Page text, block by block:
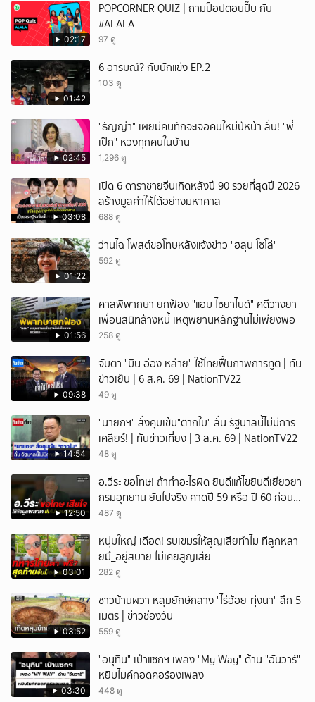
02:17
POPCORNER QUIZ | ถามป็อปตอบปั๊บ กับ
#ALALA
97 ดู
01:42
6 อารมณ์? กับนักแข่ง EP.2
103 ดู
02:45
"ธัญญ่า" เผยมีคนทักจะเจอคนใหม่ปีหน้า ลั่น! "พี่
เป๊ก" หวงทุกคนในบ้าน
1,296 ดู
03:08
เปิด 6 ดาราชายจีนเกิดหลังปี 90 รวยที่สุดปี 2026
สร้างมูลค่าให้ได้อย่างมหาศาล
688 ดู
01:22
ว่านไฉ โพสต์ขอโทษหลังแจ้งข่าว "ฮลุน โซโล่"
592 ดู
01:56
ศาลพิพากษา ยกฟ้อง "แอม ไซยาไนด์" คดีวางยา
เพื่อนสนิทล้างหนี้ เหตุพยานหลักฐานไม่เพียงพอ
258 ดู
09:38
จับตา "มิน อ่อง หล่าย" ใช้ไทยฟื้นภาพการทูต | ทัน
ข่าวเย็น | 6 ส.ค. 69 | NationTV22
49 ดู
14:54
"นายกฯ" สั่งคุมเข้ม"ตากใบ" ลั่น รัฐบาลนี้ไม่มีการ
เคลียร์! | ทันข่าวเที่ยง | 3 ส.ค. 69 | NationTV22
48 ดู
12:50
อ.วีระ ขอโทษ! ถ้าทำอะไรผิด ยินดีแก้ไขยินดีเยียวยา
กรมอุทยาน ยันไปจริง คาดปี 59 หรือ ปี 60 ก่อน
ปิดให้พัก
487 ดู
03:01
หนุ่มใหญ่ เดือด! รบเขมรให้สูญเสียทำไม ทีลูกหลา
ยมึ_อยู่สบาย ไม่เคยสูญเสีย
282 ดู
03:52
ชาวบ้านผวา หลุมยักษ์กลาง "ไร่อ้อย-ทุ่งนา" ลึก 5
เมตร | ข่าวช่องวัน
559 ดู
03:30
"อนุทิน" เป่าแซกฯ เพลง "My Way" ด้าน "อันวาร์"
หยิบไมค์กอดคอร้องเพลง
448 ดู